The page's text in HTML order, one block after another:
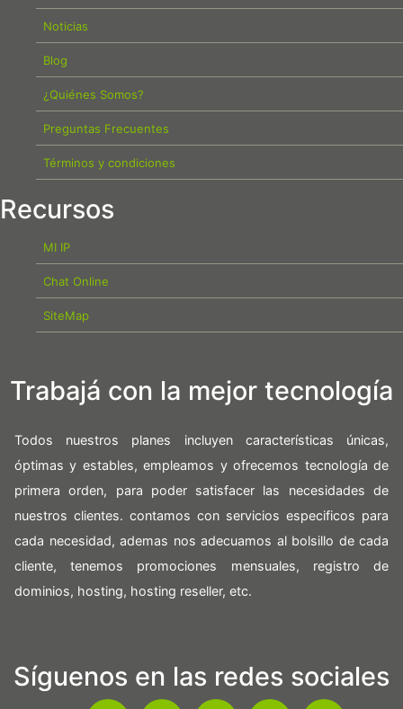
Noticias
Blog
¿Quiénes Somos?
Preguntas Frecuentes
Términos y condiciones
Recursos
MI IP
Chat Online
SiteMap
Trabajá con la mejor tecnología
Todos nuestros planes incluyen características únicas,
óptimas y estables, empleamos y ofrecemos tecnología de
primera orden, para poder satisfacer las necesidades de
nuestros clientes. contamos con servicios especificos para
cada necesidad, ademas nos adecuamos al bolsillo de cada
cliente, tenemos promociones mensuales, registro de
dominios, hosting, hosting reseller, etc.
Síguenos en las redes sociales